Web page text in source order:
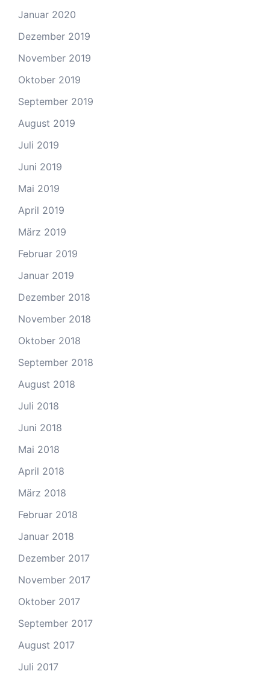
Januar 2020
Dezember 2019
November 2019
Oktober 2019
September 2019
August 2019
Juli 2019
Juni 2019
Mai 2019
April 2019
März 2019
Februar 2019
Januar 2019
Dezember 2018
November 2018
Oktober 2018
September 2018
August 2018
Juli 2018
Juni 2018
Mai 2018
April 2018
März 2018
Februar 2018
Januar 2018
Dezember 2017
November 2017
Oktober 2017
September 2017
August 2017
Juli 2017